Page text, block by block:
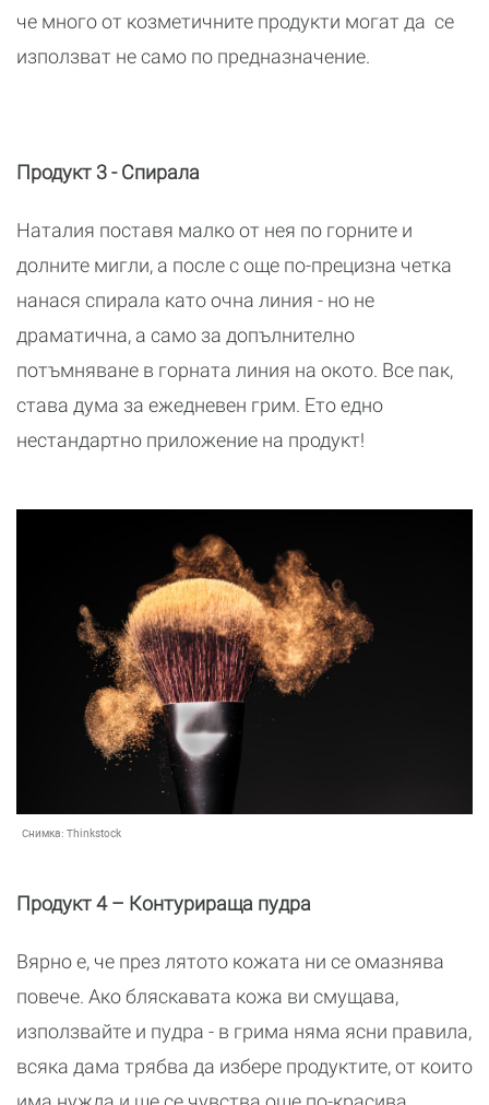
че много от козметичните продукти могат да се
използват не само по предназначение.
Продукт 3 - Спирала
Наталия поставя малко от нея по горните и
долните мигли, а после с още по-прецизна четка
нанася спирала като очна линия - но не
драматична, а само за допълнително
потъмняване в горната линия на окото. Все пак,
става дума за ежедневен грим. Ето едно
нестандартно приложение на продукт!
Снимка: Thinkstock
Продукт 4 – Контурираща пудра
Вярно е, че през лятото кожата ни се омазнява
повече. Ако бляскавата кожа ви смущава,
използвайте и пудра - в грима няма ясни правила,
всяка дама трябва да избере продуктите, от които